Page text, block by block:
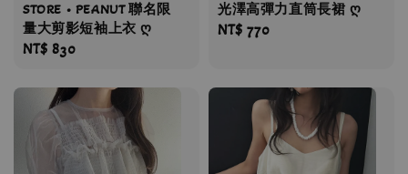
STORE • PEANUT 聯名限
量大剪影短袖上衣 ღ
Regular
NT$ 830
光澤高彈力直筒長裙 ღ
Regular
NT$ 770